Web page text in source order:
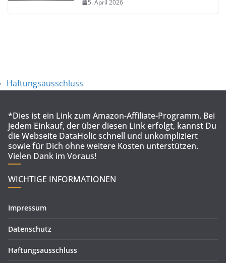
5. April 2026
Haftungsausschluss
*Dies ist ein Link zum Amazon-Affiliate-Programm. Bei
jedem Einkauf, der über diesen Link erfolgt, kannst Du
die Webseite DataHolic schnell und unkompliziert
sowie für Dich ohne weitere Kosten unterstützen.
Vielen Dank im Voraus!
WICHTIGE INFORMATIONEN
Impressum
Datenschutz
Haftungsausschluss